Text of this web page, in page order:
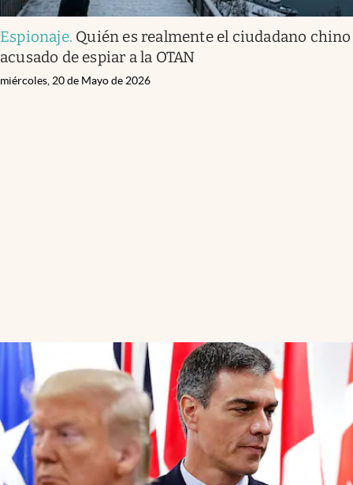
Espionaje. Quién es realmente el ciudadano chino
acusado de espiar a la OTAN
miércoles, 20 de Mayo de 2026